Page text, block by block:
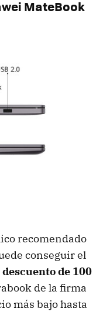
MateBook
recomendado
conseguir el
de 100
de la firma
más bajo hasta